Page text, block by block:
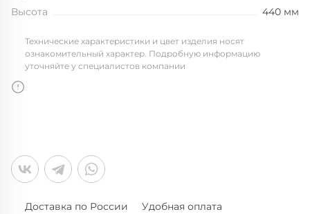
Высота
440 мм
Технические характеристики и цвет изделия носят
ознакомительный характер. Подробную информацию
уточняйте у специалистов компании
Доставка по России Удобная оплата